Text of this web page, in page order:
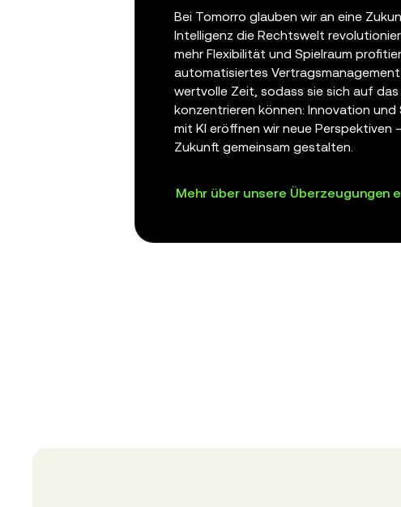
Bei Tomorro glauben wir an eine
Intelligenz die Rechtswelt
mehr Flexibilität und Spielraum
automatisiertes
wertvolle Zeit, sodass sie sich auf
konzentrieren können: Innovation und
mit KI eröffnen wir neue Perspektiven
Zukunft gemeinsam gestalten.
Mehr über unsere Überzeugungen